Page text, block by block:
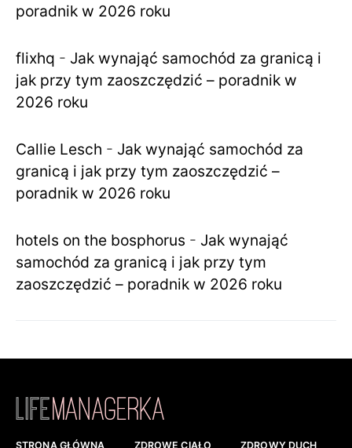
poradnik w 2026 roku
flixhq - Jak wynająć samochód za granicą i
jak przy tym zaoszczędzić – poradnik w
2026 roku
Callie Lesch - Jak wynająć samochód za
granicą i jak przy tym zaoszczędzić –
poradnik w 2026 roku
hotels on the bosphorus - Jak wynająć
samochód za granicą i jak przy tym
zaoszczędzić – poradnik w 2026 roku
STRONA GŁÓWNA ZDROWE CIAŁO ZDROWY DUCH